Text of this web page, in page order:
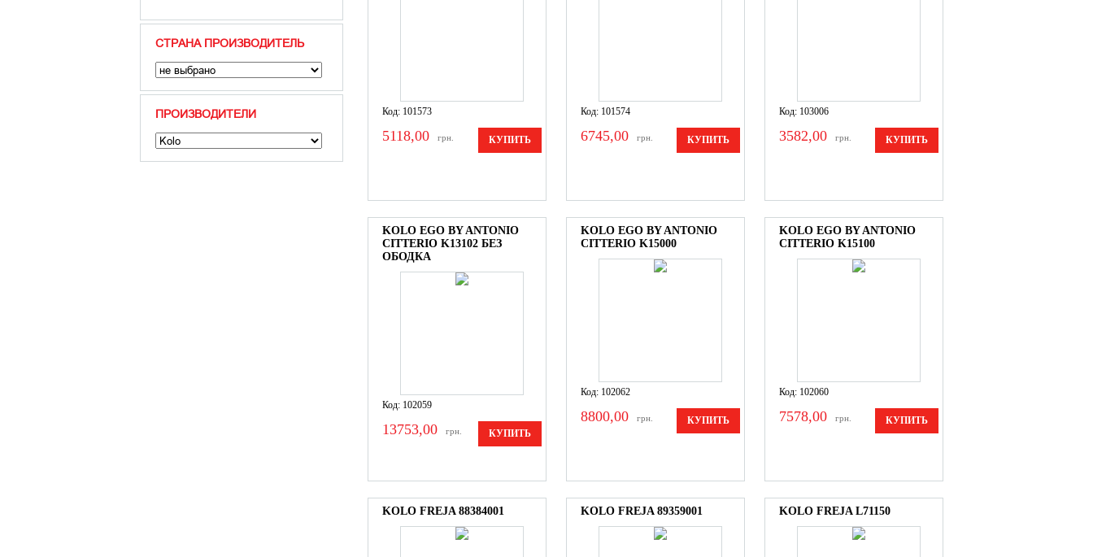
Сірий
Синій
Фіолетовий
Червоний
Чорний
СТРАНА ПРОИЗВОДИТЕЛЬ
ПРОИЗВОДИТЕЛИ Код: 101573
КУПИТЬ
5118,00 грн.
Код: 101574
КУПИТЬ
6745,00 грн.
Код: 103006
КУПИТЬ
3582,00 грн.
KOLO EGO BY ANTONIO
CITTERIO K13102 БЕЗ
ОБОДКА
Код: 102059
КУПИТЬ
13753,00 грн.
KOLO EGO BY ANTONIO
CITTERIO K15000
Код: 102062
КУПИТЬ
8800,00 грн.
KOLO EGO BY ANTONIO
CITTERIO K15100
Код: 102060
КУПИТЬ
7578,00 грн.
KOLO FREJA 88384001 KOLO FREJA 89359001 KOLO FREJA L71150